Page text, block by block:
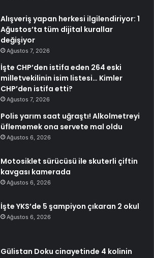
Alışveriş yapan herkesi ilgilendiriyor: 1
Ağustos’ta tüm dijital kurallar
değişiyor
Ağustos 7, 2026
İşte CHP’den istifa eden 264 eski
milletvekilinin isim listesi… Kimler
CHP’den istifa etti?
Ağustos 7, 2026
Polis yarım saat uğraştı! Alkolmetreyi
üflememek ona servete mal oldu
Ağustos 6, 2026
Motosiklet sürücüsü ile skuterli çiftin
kavgası kamerada
Ağustos 6, 2026
İşte YKS’de 5 şampiyon çıkaran 2 okul
Ağustos 6, 2026
Gülistan Doku cinayetinde 4 kolinin